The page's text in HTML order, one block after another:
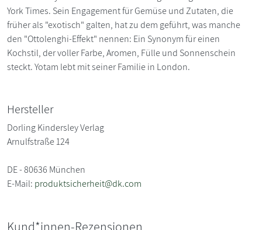
York Times. Sein Engagement für Gemüse und Zutaten, die
früher als "exotisch" galten, hat zu dem geführt, was manche
den "Ottolenghi-Effekt" nennen: Ein Synonym für einen
Kochstil, der voller Farbe, Aromen, Fülle und Sonnenschein
steckt. Yotam lebt mit seiner Familie in London.
Hersteller
Dorling Kindersley Verlag
Arnulfstraße 124
DE - 80636 München
E-Mail: produktsicherheit@dk.com
Kund*innen-Rezensionen